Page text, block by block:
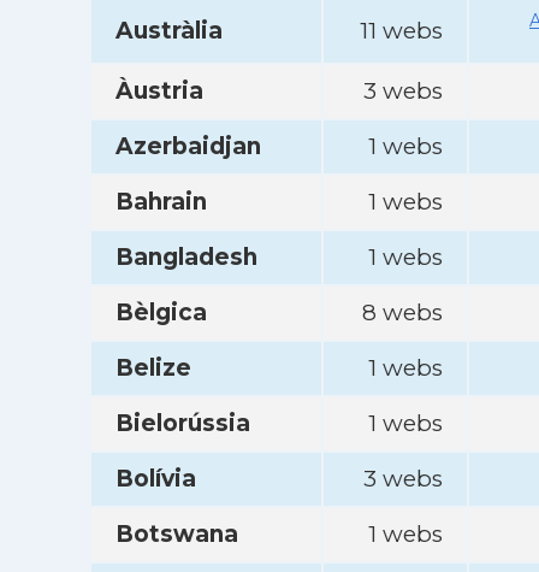
Austràlia 11 webs
Àustria
3 webs
Azerbaidjan
1 webs
Bahrain
1 webs
Bangladesh
1 webs
Bèlgica
8 webs
Belize
1 webs
Bielorússia
1 webs
Bolívia
3 webs
Botswana
1 webs